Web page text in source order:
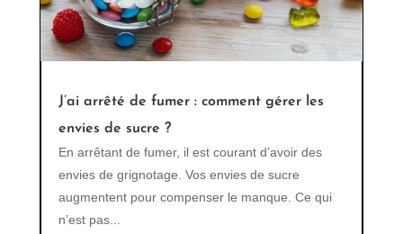
J’ai arrêté de fumer : comment gérer les
envies de sucre ?
En arrêtant de fumer, il est courant d’avoir des
envies de grignotage. Vos envies de sucre
augmentent pour compenser le manque. Ce qui
n’est pas...